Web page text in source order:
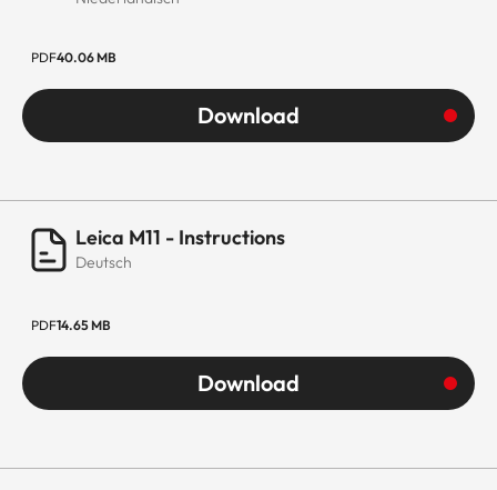
PDF40.06 MB
Download
Leica M11 - Instructions
Deutsch
PDF14.65 MB
Download